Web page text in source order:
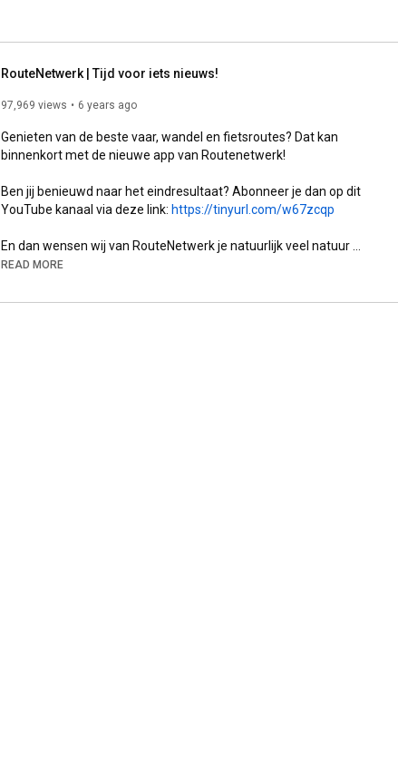
RouteNetwerk | Tijd voor iets nieuws!
97,969 views 6 years ago
Genieten van de beste vaar, wandel en fietsroutes? Dat kan
binnenkort met de nieuwe app van Routenetwerk!
Ben jij benieuwd naar het eindresultaat? Abonneer je dan op dit
YouTube kanaal via deze link: https://tinyurl.com/w67zcqp
En dan wensen wij van RouteNetwerk je natuurlijk veel natuur
plezier.
READ MORE